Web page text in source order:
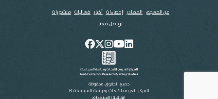
عن المعجم المصادر إحصاءات أخبار فعاليات منشورات
تواصل معنا
جميع الحقوق محفوظة
المركز العربي للأبحاث ودراسة السياسات ©